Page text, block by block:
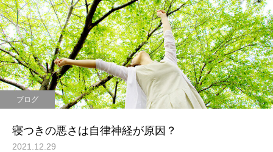
ブログ
寝つきの悪さは自律神経が原因？
2021.12.29